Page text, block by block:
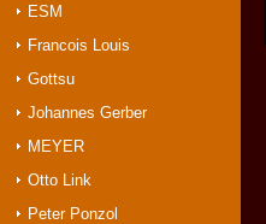
ESM
Francois Louis
Gottsu
Johannes Gerber
MEYER
Otto Link
Peter Ponzol